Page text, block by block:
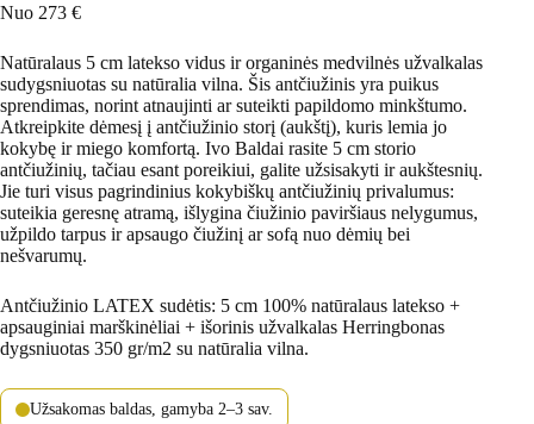
Nuo 273 €
Natūralaus 5 cm latekso vidus ir organinės medvilnės užvalkalas
sudygsniuotas su natūralia vilna. Šis antčiužinis yra puikus
sprendimas, norint atnaujinti ar suteikti papildomo minkštumo.
Atkreipkite dėmesį į antčiužinio storį (aukštį), kuris lemia jo
kokybę ir miego komfortą. Ivo Baldai rasite 5 cm storio
antčiužinių, tačiau esant poreikiui, galite užsisakyti ir aukštesnių.
Jie turi visus pagrindinius kokybiškų antčiužinių privalumus:
suteikia geresnę atramą, išlygina čiužinio paviršiaus nelygumus,
užpildo tarpus ir apsaugo čiužinį ar sofą nuo dėmių bei
nešvarumų.
Antčiužinio LATEX sudėtis: 5 cm 100% natūralaus latekso +
apsauginiai marškinėliai + išorinis užvalkalas Herringbonas
dygsniuotas 350 gr/m2 su natūralia vilna.
Užsakomas baldas, gamyba 2–3 sav.